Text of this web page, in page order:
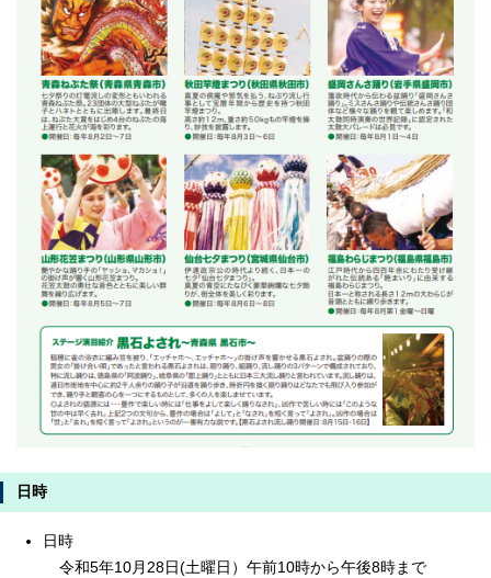
日時
日時
令和5年10月28日(土曜日）午前10時から午後8時まで